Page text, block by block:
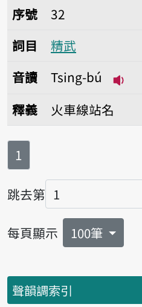
序號32精武
序號
32
詞目
精武
音讀
Tsing-bú
釋義 火車線站名
第
1
跳去第
頁碼
每頁顯示 100筆
聲韻調索引